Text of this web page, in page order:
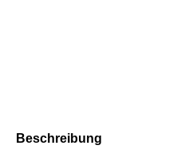
Beschreibung